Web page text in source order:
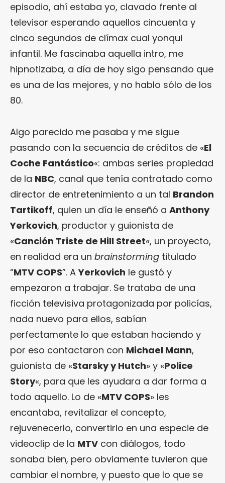
episodio, ahí estaba yo, clavado frente al
televisor esperando aquellos cincuenta y
cinco segundos de clímax cual yonqui
infantil. Me fascinaba aquella intro, me
hipnotizaba, a día de hoy sigo pensando que
es una de las mejores, y no hablo sólo de los
80.
Algo parecido me pasaba y me sigue
pasando con la secuencia de créditos de «El
Coche Fantástico«: ambas series propiedad
de la NBC, canal que tenía contratado como
director de entretenimiento a un tal Brandon
Tartikoff, quien un día le enseñó a Anthony
Yerkovich, productor y guionista de
«Canción Triste de Hill Street«, un proyecto,
en realidad era un brainstorming titulado
“MTV COPS”. AYerkovich le gustó y
empezaron a trabajar. Se trataba de una
ficción televisiva protagonizada por policías,
nada nuevo para ellos, sabían
perfectamente lo que estaban haciendo y
por eso contactaron con Michael Mann,
guionista de «Starsky y Hutch» y «Police
Story«, para que les ayudara a dar forma a
todo aquello. Lo de «MTV COPS» les
encantaba, revitalizar el concepto,
rejuvenecerlo, convertirlo en una especie de
videoclip de la MTV con diálogos, todo
sonaba bien, pero obviamente tuvieron que
cambiar el nombre, y puesto que lo que se